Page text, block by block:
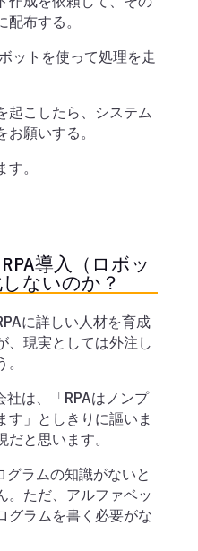
布する。
ットを使って処理を走
起こしたら、システム
願いする。
。
導入（ロボッ
ないのか？
に詳しい人材を育成
、現実としては外注し
社は、「RPAはノンプ
す」としきりに謳いま
と思います。
グラムの知識がないと
。ただ、アルファベッ
グラムを書く必要がな